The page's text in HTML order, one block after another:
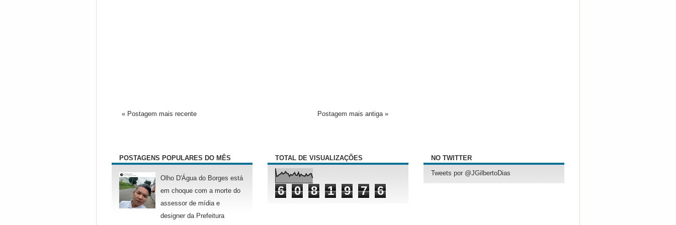
« Postagem mais recente Postagem mais antiga »
POSTAGENS POPULARES DO MÊS
Olho D'Água do Borges está
em choque com a morte do
assessor de mídia e
designer da Prefeitura
TOTAL DE VISUALIZAÇÕES
6 0 8 1 9 7 6
NO TWITTER
Tweets por @JGilbertoDias